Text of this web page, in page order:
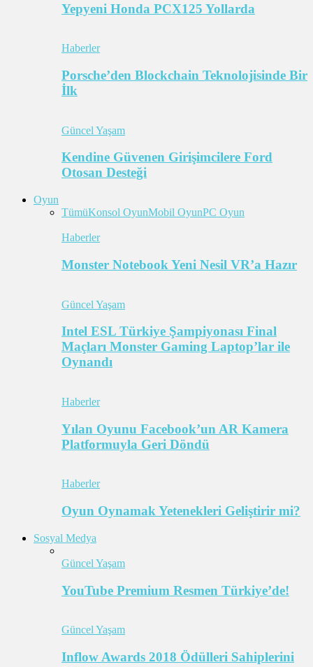
Yepyeni Honda PCX125 Yollarda
Haberler
Porsche’den Blockchain Teknolojisinde Bir
İlk
Güncel Yaşam
Kendine Güvenen Girişimcilere Ford
Otosan Desteği
Oyun
TümüKonsol OyunMobil OyunPC Oyun
Haberler
Monster Notebook Yeni Nesil VR’a Hazır
Güncel Yaşam
Intel ESL Türkiye Şampiyonası Final
Maçları Monster Gaming Laptop’lar ile
Oynandı
Haberler
Yılan Oyunu Facebook’un AR Kamera
Platformuyla Geri Döndü
Haberler
Oyun Oynamak Yetenekleri Geliştirir mi?
Sosyal Medya
Güncel Yaşam
YouTube Premium Resmen Türkiye’de!
Güncel Yaşam
Inflow Awards 2018 Ödülleri Sahiplerini